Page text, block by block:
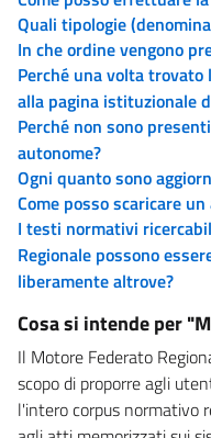
Quali tipologie
In che ordine vengono
Perché una volta
alla pagina istituzionale
Perché non sono
autonome?
Ogni quanto sono
Come posso scaricare
I testi normativi
Regionale possono
liberamente altrove?
Cosa si intende per
Il Motore Federato
scopo di proporre agli
l'intero corpus normativo